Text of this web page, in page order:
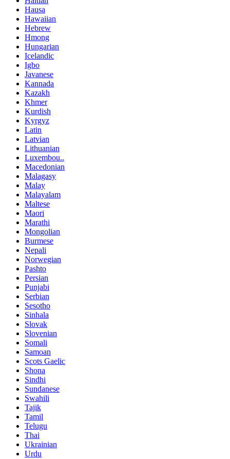
Hausa
Hawaiian
Hebrew
Hmong
Hungarian
Icelandic
Igbo
Javanese
Kannada
Kazakh
Khmer
Kurdish
Kyrgyz
Latin
Latvian
Lithuanian
Luxembou..
Macedonian
Malagasy
Malay
Malayalam
Maltese
Maori
Marathi
Mongolian
Burmese
Nepali
Norwegian
Pashto
Persian
Punjabi
Serbian
Sesotho
Sinhala
Slovak
Slovenian
Somali
Samoan
Scots Gaelic
Shona
Sindhi
Sundanese
Swahili
Tajik
Tamil
Telugu
Thai
Ukrainian
Urdu